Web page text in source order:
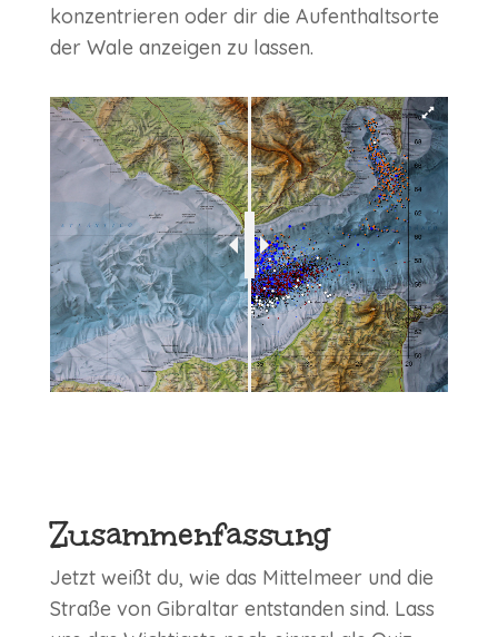
konzentrieren oder dir die Aufenthaltsorte
der Wale anzeigen zu lassen.
Zusammenfassung
Jetzt weißt du, wie das Mittelmeer und die
Straße von Gibraltar entstanden sind. Lass